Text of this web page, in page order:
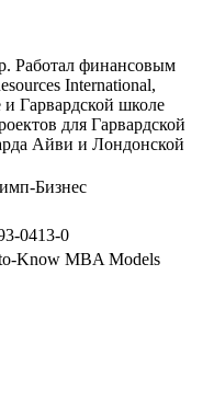
Работал финансовым
International,
Гарвардской школе
для Гарвардской
Айви и Лондонской
Бизнес
0413-0
Know MBA Models